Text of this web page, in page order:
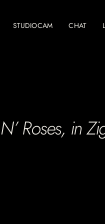
STUDIOCAM CHAT
Roses, in